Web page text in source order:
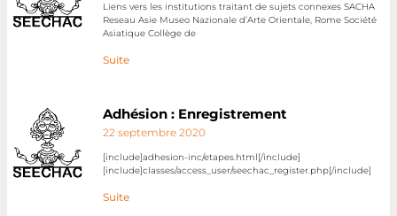
Liens vers les institutions traitant de sujets connexes SACHA
Reseau Asie Museo Nazionale d’Arte Orientale, Rome Société
Asiatique Collège de
Suite
Adhésion : Enregistrement
22 septembre 2020
[include]adhesion-inc/etapes.html[/include]
[include]classes/access_user/seechac_register.php[/include]
Suite